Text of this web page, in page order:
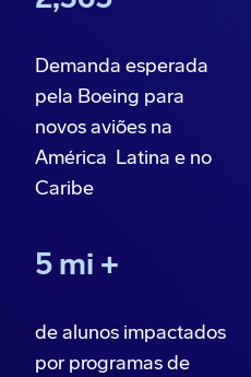
Demanda esperada
pela Boeing para
novos aviões na
América Latina e no
Caribe
5 mi +
de alunos impactados
por programas de